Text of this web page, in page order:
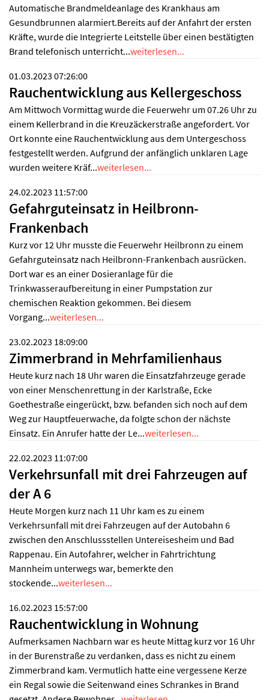
Automatische Brandmeldeanlage des Krankhaus am
Gesundbrunnen alarmiert.Bereits auf der Anfahrt der ersten
Kräfte, wurde die Integrierte Leitstelle über einen bestätigten
Brand telefonisch unterricht...weiterlesen...
01.03.2023 07:26:00
Rauchentwicklung aus Kellergeschoss
Am Mittwoch Vormittag wurde die Feuerwehr um 07.26 Uhr zu
einem Kellerbrand in die Kreuzäckerstraße angefordert. Vor
Ort konnte eine Rauchentwicklung aus dem Untergeschoss
festgestellt werden. Aufgrund der anfänglich unklaren Lage
wurden weitere Kräf...weiterlesen...
24.02.2023 11:57:00
Gefahrguteinsatz in Heilbronn-
Frankenbach
Kurz vor 12 Uhr musste die Feuerwehr Heilbronn zu einem
Gefahrguteinsatz nach Heilbronn-Frankenbach ausrücken.
Dort war es an einer Dosieranlage für die
Trinkwasseraufbereitung in einer Pumpstation zur
chemischen Reaktion gekommen. Bei diesem
Vorgang...weiterlesen...
23.02.2023 18:09:00
Zimmerbrand in Mehrfamilienhaus
Heute kurz nach 18 Uhr waren die Einsatzfahrzeuge gerade
von einer Menschenrettung in der Karlstraße, Ecke
Goethestraße eingerückt, bzw. befanden sich noch auf dem
Weg zur Hauptfeuerwache, da folgte schon der nächste
Einsatz. Ein Anrufer hatte der Le...weiterlesen...
22.02.2023 11:07:00
Verkehrsunfall mit drei Fahrzeugen auf
der A 6
Heute Morgen kurz nach 11 Uhr kam es zu einem
Verkehrsunfall mit drei Fahrzeugen auf der Autobahn 6
zwischen den Anschlussstellen Untereisesheim und Bad
Rappenau. Ein Autofahrer, welcher in Fahrtrichtung
Mannheim unterwegs war, bemerkte den
stockende...weiterlesen...
16.02.2023 15:57:00
Rauchentwicklung in Wohnung
Aufmerksamen Nachbarn war es heute Mittag kurz vor 16 Uhr
in der Burenstraße zu verdanken, dass es nicht zu einem
Zimmerbrand kam. Vermutlich hatte eine vergessene Kerze
ein Regal sowie die Seitenwand eines Schrankes in Brand